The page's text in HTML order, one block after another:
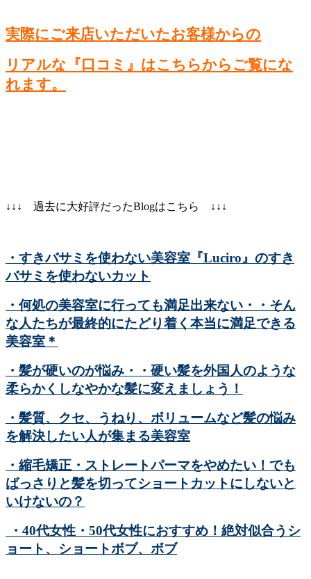
実際にご来店いただいたお客様からの
リアルな『口コミ』はこちらからご覧にな
れます。
↓↓↓ 過去に大好評だったBlogはこちら ↓↓↓
・すきバサミを使わない美容室『Luciro』のすき
バサミを使わないカット
・何処の美容室に行っても満足出来ない・・そん
な人たちが最終的にたどり着く本当に満足できる
美容室＊
・髪が硬いのが悩み・・硬い髪を外国人のような
柔らかくしなやかな髪に変えましょう！
・髪質、クセ、うねり、ボリュームなど髪の悩み
を解決したい人が集まる美容室
・縮毛矯正・ストレートパーマをやめたい！でも
ばっさりと髪を切ってショートカットにしないと
いけないの？
・40代女性・50代女性におすすめ！絶対似合うシ
ョート、ショートボブ、ボブ